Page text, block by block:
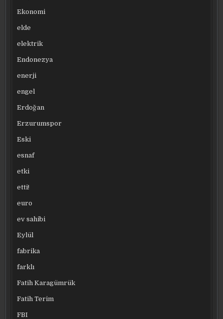
Ekonomi
elde
elektrik
Endonezya
enerji
engel
Erdoğan
Erzurumspor
Eski
esnaf
etki
etti!
euro
ev sahibi
Eylül
fabrika
farklı
Fatih Karagümrük
Fatih Terim
FBI